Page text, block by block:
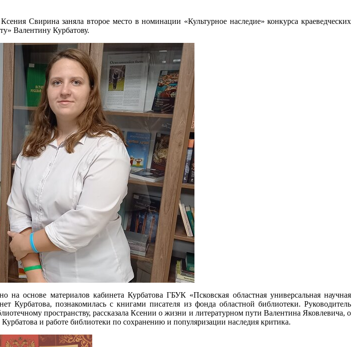
Свирина заняла второе место в номинации «Культурное наследие» конкурса краеведческих
Валентину Курбатову.
основе материалов кабинета Курбатова ГБУК «Псковская областная универсальная научная
Курбатова, познакомилась с книгами писателя из фонда областной библиотеки. Руководитель
пространству, рассказала Ксении о жизни и литературном пути Валентина Яковлевича, о
и работе библиотеки по сохранению и популяризации наследия критика.